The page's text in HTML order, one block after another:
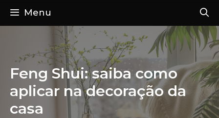
Menu
Feng Shui: saiba como
aplicar na decoração da
casa